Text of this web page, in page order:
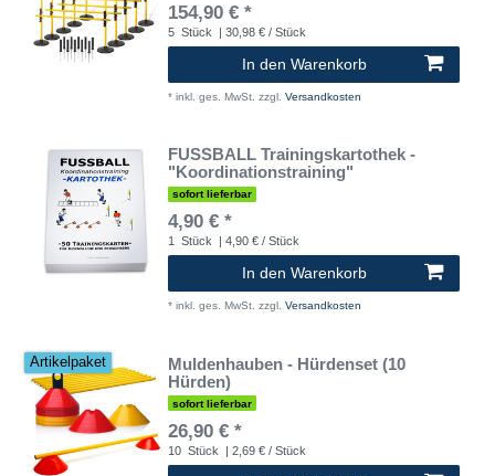
154,90 € *
5 Stück | 30,98 € / Stück
In den Warenkorb
* inkl. ges. MwSt. zzgl. Versandkosten
FUSSBALL Trainingskartothek -
"Koordinationstraining"
sofort lieferbar
4,90 € *
1 Stück | 4,90 € / Stück
In den Warenkorb
* inkl. ges. MwSt. zzgl. Versandkosten
Artikelpaket
Muldenhauben - Hürdenset (10
Hürden)
sofort lieferbar
26,90 € *
10 Stück | 2,69 € / Stück